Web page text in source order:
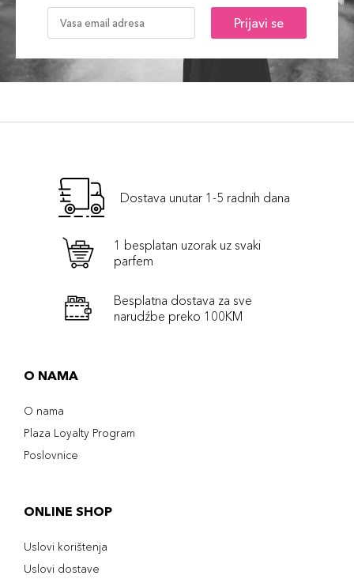
Prijavi se
Dostava unutar 1-5 radnih dana
1 besplatan uzorak uz svaki
parfem
Besplatna dostava za sve
narudźbe preko 100KM
O NAMA
O nama
Plaza Loyalty Program
Poslovnice
ONLINE SHOP
Uslovi korištenja
Uslovi dostave